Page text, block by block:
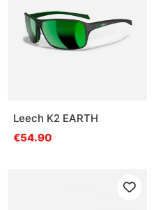
Leech K2 EARTH
€54.90